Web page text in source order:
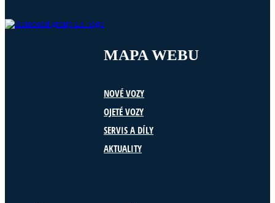
MAPA WEBU
NOVÉ VOZY
OJETÉ VOZY
SERVIS A DÍLY
AKTUALITY